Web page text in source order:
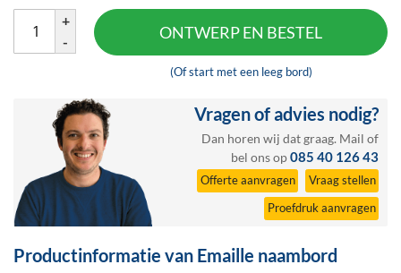
Vragen of advies nodig?
Dan horen wij dat graag. Mail of
bel ons op085 40 126 43
Offerte aanvragen
Vraag stellen
Proefdruk aanvragen
+
-
ONTWERP EN BESTEL
(Of start met een leeg bord)
Productinformatie van Emaille naambord